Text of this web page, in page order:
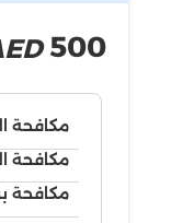
500
مكافحة
مكافحة
مكافحة